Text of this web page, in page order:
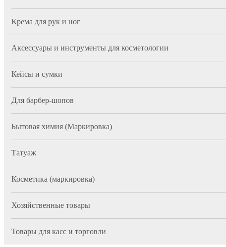
Крема для рук и ног
Аксессуары и инструменты для косметологии
Кейсы и сумки
Для барбер-шопов
Бытовая химия (Маркировка)
Татуаж
Косметика (маркировка)
Хозяйственные товары
Товары для касс и торговли